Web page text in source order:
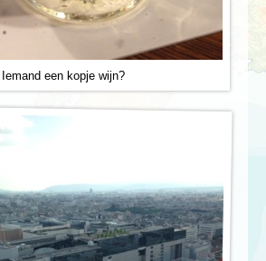
Iemand een kopje wijn?